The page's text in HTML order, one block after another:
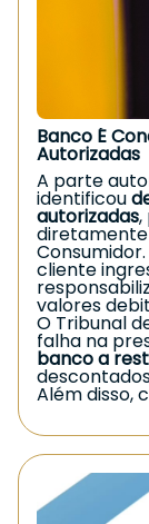
Ter
Inclui
trânsito ou
A sequela
forma
📌Estar na
data do
É
no
Valor do
Oauxílio-
de benefício
auxílio por
auxílio-
📌 O
📌 O
📌 O
Mesmo
Banco É
Autorizadas
A parte
identificou
autorizadas,
diretamente
cliente
valores
O Tribunal
falha na
banco a
Além disso,
de tempo
também o
📄Autos: